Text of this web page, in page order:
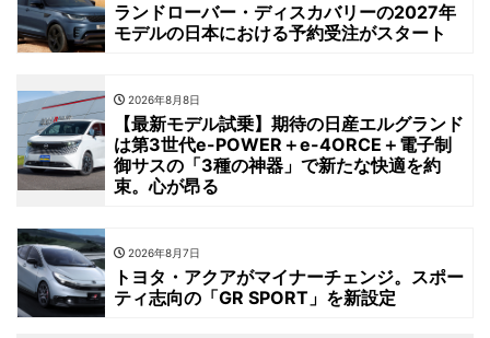
ランドローバー・ディスカバリーの2027年
モデルの日本における予約受注がスタート
2026年8月8日
【最新モデル試乗】期待の日産エルグランド
は第3世代e-POWER＋e-4ORCE＋電子制
御サスの「3種の神器」で新たな快適を約
束。心が昂る
2026年8月7日
トヨタ・アクアがマイナーチェンジ。スポー
ティ志向の「GR SPORT」を新設定